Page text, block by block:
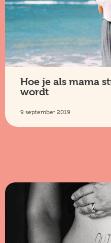
Hoe je als mama
wordt
9 september 2019